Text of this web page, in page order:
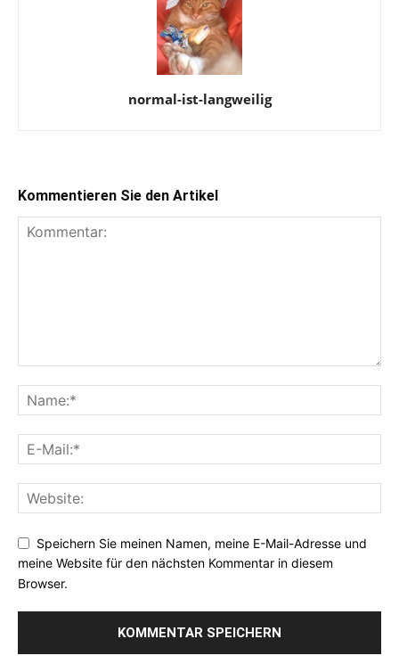
normal-ist-langweilig
Kommentieren Sie den Artikel
Speichern Sie meinen Namen, meine E-Mail-Adresse und
meine Website für den nächsten Kommentar in diesem
Browser.